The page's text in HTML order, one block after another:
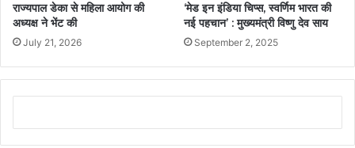
राज्यपाल डेका से महिला आयोग की
अध्यक्ष ने भेंट की
July 21, 2026
‘मेड इन इंडिया चिप्स, स्वर्णिम भारत की
नई पहचान’ : मुख्यमंत्री विष्णु देव साय
September 2, 2025